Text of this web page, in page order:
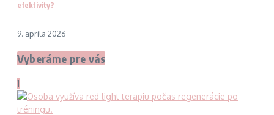
efektivity?
9. apríla 2026
Vyberáme pre vás
1